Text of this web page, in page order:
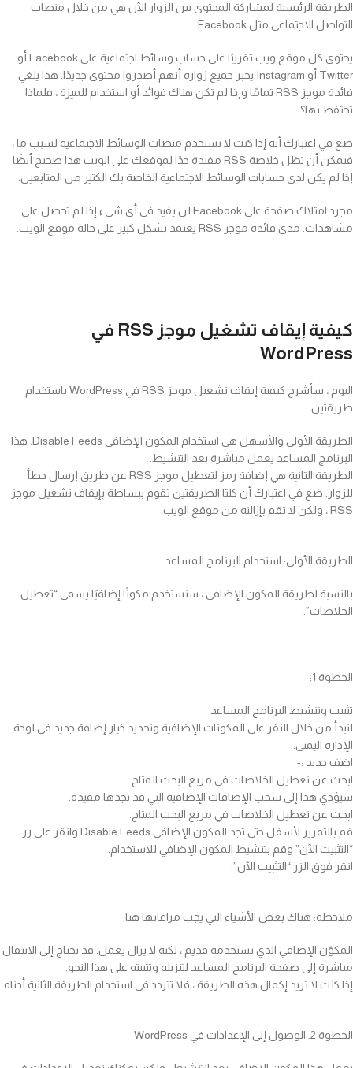
الطريقة الرئيسية لمشاركة المحتوى بين الزوار الآن هي من خلال منصات
التواصل الاجتماعي مثل Facebook.
يحتوي كل موقع ويب تقريبًا على حساب وسائط اجتماعية على Facebook أو
Twitter أو Instagram يخبر جميع زواره أنهم أصدروا محتوى جديدًا. هذا يلغي
فائدة موجز RSS تمامًا وإذا لم تكن هناك فوائد أو استخدام للميزة ، فلماذا
تحتفظ بها؟
ضع في اعتبارك أنه إذا كنت لا تستخدم منصات الوسائط الاجتماعية لسبب ما ،
فيمكن أن تظل خلاصة RSS مفيدة جدًا لموقعك على الويب هذا صحيح أيضًا
إذا لم يكن لدى حسابات الوسائط الاجتماعية الخاصة بك الكثير من المتابعين.
مجرد امتلاك صفحة على Facebook لن يفيد في أي شيء إذا لم تحصل على
مشاهدات. مدى فائدة موجز RSS يعتمد بشكل كبير على حالة موقع الويب.
كيفية إيقاف تشغيل موجز RSS في
WordPress
اليوم ، سأشرح كيفية إيقاف تشغيل موجز RSS في WordPress باستخدام
طريقتين.
الطريقة الأولى والأسهل هي استخدام المكون الإضافي Disable Feeds. هذا
البرنامج المساعد يعمل مباشرة بعد التنشيط.
الطريقة الثانية هي إضافة رمز لتعطيل موجز RSS عن طريق إرسال خطأ
للزوار. ضع في اعتبارك أن كلتا الطريقتين تقوم ببساطة بإيقاف تشغيل موجز
RSS ، ولكن لا تقم بإزالته من موقع الويب.
الطريقة الأولى: استخدام البرنامج المساعد
بالنسبة لطريقة المكون الإضافي ، سنستخدم مكونًا إضافيًا يسمى “تعطيل
الخلاصات”.
الخطوة 1:
تثبيت وتنشيط البرنامج المساعد
لنبدأ من خلال النقر على المكونات الإضافية وتحديد خيار إضافة جديد في لوحة
الإدارة اليمنى.
اضف جديد :-
ابحث عن تعطيل الخلاصات في مربع البحث المتاح.
سيؤدي هذا إلى سحب الإضافات الإضافية التي قد تجدها مفيدة.
ابحث عن تعطيل الخلاصات في مربع البحث المتاح.
قم بالتمرير لأسفل حتى تجد المكون الإضافي Disable Feeds وانقر على زر
“التثبيت الآن” وقم بتنشيط المكون الإضافي للاستخدام.
انقر فوق الزر “التثبيت الآن”.
ملاحظة: هناك بعض الأشياء التي يجب مراعاتها هنا.
المكوّن الإضافي الذي نستخدمه قديم ، لكنه لا يزال يعمل. قد تحتاج إلى الانتقال
مباشرة إلى صفحة البرنامج المساعد لتنزيله وتثبيته على هذا النحو.
إذا كنت لا تريد إكمال هذه الطريقة ، فلا تتردد في استخدام الطريقة الثانية أدناه.
الخطوة 2: الوصول إلى الإعدادات في WordPress